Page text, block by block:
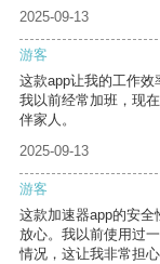
2025-09-13
游客
这款app让我的工作效
我以前经常加班，现
伴家人。
2025-09-13
游客
这款加速器app的安
放心。我以前使用过
情况，这让我非常担心